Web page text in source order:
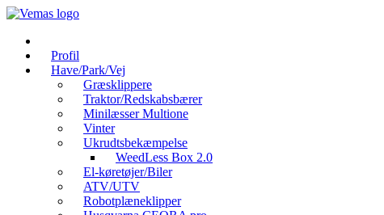
Videre
indhold
Profil
Have/Park/Vej
Græsklippere
Traktor/Redskabsbærer
Minilæsser Multione
Vinter
Ukrudtsbekæmpelse
WeedLess Box 2.0
El-køretøjer/Biler
ATV/UTV
Robotplæneklipper